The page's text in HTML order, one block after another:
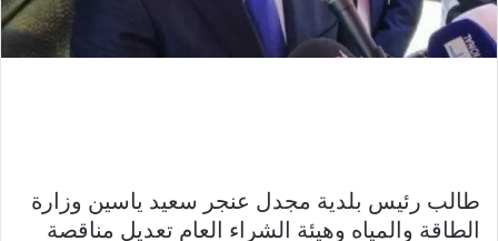
طالب رئيس بلدية مجدل عنجر سعيد ياسين وزارة
الطاقة والمياه وهيئة الشراء العام تعديل مناقصة